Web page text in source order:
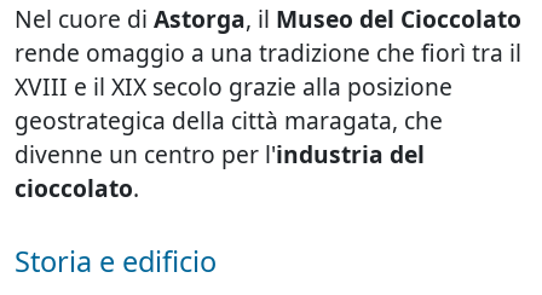
Nel cuore di Astorga, il Museo del Cioccolato
rende omaggio a una tradizione che fiorì tra il
XVIII e il XIX secolo grazie alla posizione
geostrategica della città maragata, che
divenne un centro per l'industria del
cioccolato.
Storia e edificio